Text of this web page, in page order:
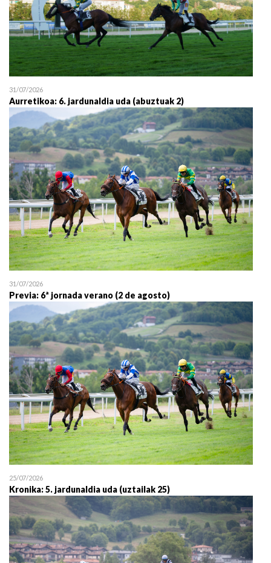
31/07/2026
Aurretikoa: 6. jardunaldia uda (abuztuak 2)
31/07/2026
Previa: 6ª jornada verano (2 de agosto)
25/07/2026
Kronika: 5. jardunaldia uda (uztailak 25)